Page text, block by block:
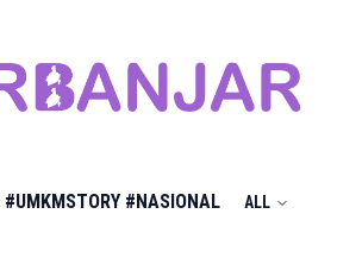
#UMKMSTORY #NASIONAL ALL